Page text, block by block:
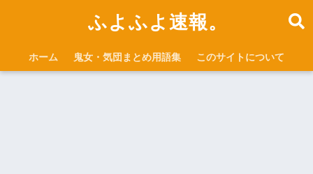
ふよふよ速報。
ホーム 鬼女・気団まとめ用語集 このサイトについて